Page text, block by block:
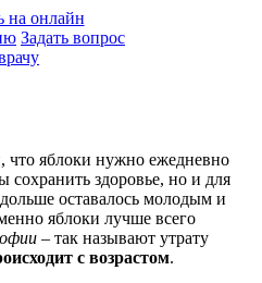
на онлайн
Задать вопрос
яблоки нужно ежедневно
сохранить здоровье, но и для
оставалось молодым и
яблоки лучше всего
– так называют утрату
с возрастом.